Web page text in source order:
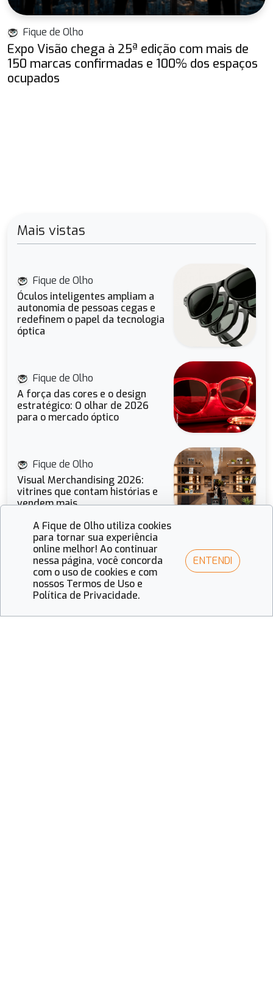
Fique de Olho
Expo Visão chega à 25ª edição com mais de
150 marcas confirmadas e 100% dos espaços
ocupados
Mais vistas
Fique de Olho
Óculos inteligentes ampliam a
autonomia de pessoas cegas e
redefinem o papel da tecnologia
óptica
Fique de Olho
A força das cores e o design
estratégico: O olhar de 2026
para o mercado óptico
Fique de Olho
Visual Merchandising 2026:
vitrines que contam histórias e
vendem mais
Fique de Olho
Guia completo das feiras ópticas
em 2026
A Fique de Olho utiliza cookies
para tornar sua experiência
online melhor! Ao continuar
nessa página, você concorda
com o uso de cookies e com
nossos Termos de Uso e
Política de Privacidade.
ENTENDI